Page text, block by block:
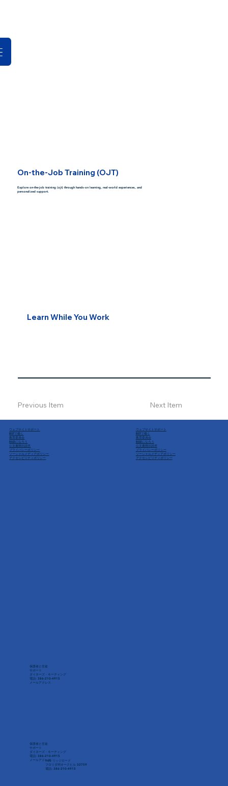
On-the-Job Training (OJT)
Explore on-the-job training (ojt) through hands-on learning, real-world experiences, and
personalized support.
Learn While You Work
Previous Item Next Item
保護者と生徒
サポート
ダイネーズ・キーティング
電話: 386-210-4915
メールアドレス
保護者と生徒
サポート
ダイネーズ・キーティング
電話: 386-210-4915
メールアドレス
ウェブサイトサポート
BSTで働く
教育委員会
触媒になろう
公文書開示請求
プライバシーポリシー
ソーシャルメディアポリシー
アクセシビリティポリシー
160 リッジロード
フロリダ州オークヒル 32759
電話: 386-210-4915
ウェブサイトサポート
BSTで働く
教育委員会
触媒になろう
公文書開示請求
プライバシーポリシー
ソーシャルメディアポリシー
アクセシビリティポリシー